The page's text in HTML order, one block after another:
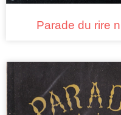
Parade du rire